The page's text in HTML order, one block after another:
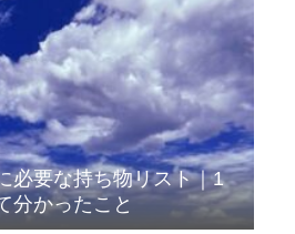
必要な持ち物リスト｜1
分かったこと